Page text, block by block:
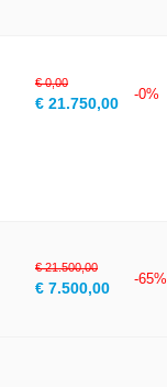
€ 0,00
€ 21.750,00
-0%
€ 21.500,00
€ 7.500,00
-65%